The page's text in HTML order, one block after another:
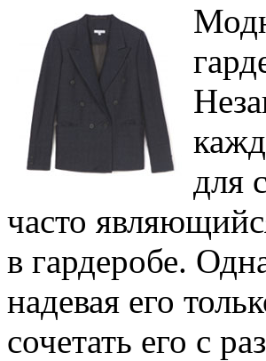
для
часто
в гардеробе.
надевая его
сочетать его с